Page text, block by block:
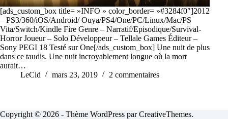
[ads_custom_box title= »INFO » color_border= »#3284f0″]2012
– PS3/360/iOS/Android/ Ouya/PS4/One/PC/Linux/Mac/PS
Vita/Switch/Kindle Fire Genre – Narratif/Episodique/Survival-
Horror Joueur – Solo Développeur – Tellale Games Éditeur –
Sony PEGI 18 Testé sur One[/ads_custom_box] Une nuit de plus
dans ce taudis. Une nuit incroyablement longue où la mort
aurait…
LeCid
mars 23, 2019 2 commentaires
Copyright © 2026 - Thème WordPress parCreativeThemes.